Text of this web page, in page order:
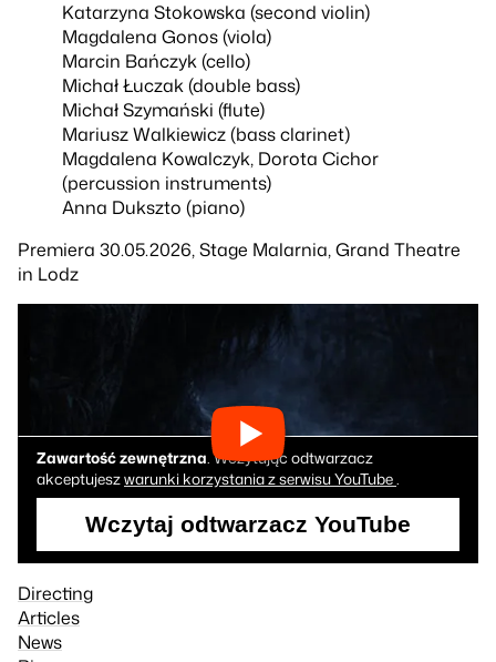
Directing
Articles
News
Katarzyna Stokowska (second violin)
Magdalena Gonos (viola)
Marcin Bańczyk (cello)
Michał Łuczak (double bass)
Michał Szymański (flute)
Mariusz Walkiewicz (bass clarinet)
Magdalena Kowalczyk, Dorota Cichor
(percussion instruments)
Anna Dukszto (piano)
Premiera 30.05.2026, Stage Malarnia, Grand Theatre
in Lodz
Zawartość zewnętrzna. Wczytując odtwarzacz
akceptujeszwarunki korzystania z serwisu YouTube.
Wczytaj odtwarzacz YouTube